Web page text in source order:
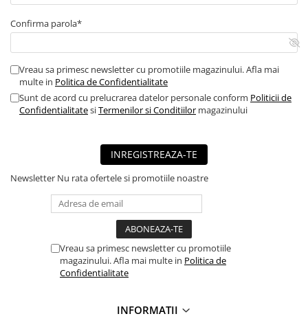
■ Scule de mana
■ Vulcanizare
■ Vopsea spray
■ Sistem AC
► Ulei motor autoturisme
■ Ulei motor RAVENOL
■ Ulei motor LIQUI MOLY
■ Ulei motor CASTROL
■ Ulei motor MOTUL
■ Ulei motor FUCHS
Confirma parola*
Vreau sa primesc newsletter cu promotiile magazinului. Afla mai
multe in Politica de Confidentialitate
Sunt de acord cu prelucrarea datelor personale conform Politicii de
ConfidentialitatesiTermenilor si Conditiilor magazinului
INREGISTREAZA-TE
Newsletter Nu rata ofertele si promotiile noastre
Vreau sa primesc newsletter cu promotiile
magazinului. Afla mai multe in Politica de
Confidentialitate
INFORMATII